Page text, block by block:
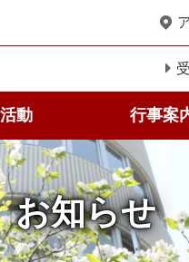
動 行事案
お知らせ